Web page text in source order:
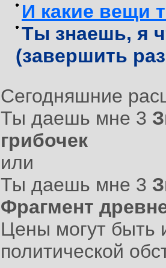
И какие вещи
Ты знаешь, я
(завершить
Сегодняшние
Ты даешь мне 3
грибочек
или
Ты даешь мне 3
Фрагмент
Цены могут быть
политической